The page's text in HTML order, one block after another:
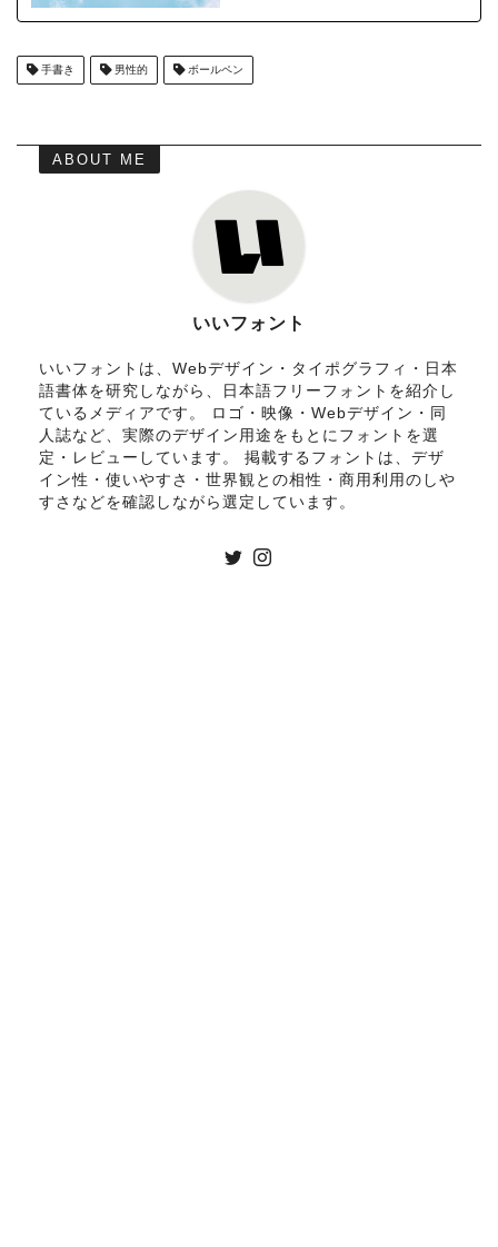
手書き 男性的 ボールペン
ABOUT ME
いいフォント
いいフォントは、Webデザイン・タイポグラフィ・日本
語書体を研究しながら、日本語フリーフォントを紹介し
ているメディアです。 ロゴ・映像・Webデザイン・同
人誌など、実際のデザイン用途をもとにフォントを選
定・レビューしています。 掲載するフォントは、デザ
イン性・使いやすさ・世界観との相性・商用利用のしや
すさなどを確認しながら選定しています。